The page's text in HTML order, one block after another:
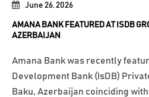
June 26, 2026
AMANA BANK FEATURED AT ISDB
AZERBAIJAN
Amana Bank was recently
Development Bank (IsDB)
Baku, Azerbaijan coinciding with